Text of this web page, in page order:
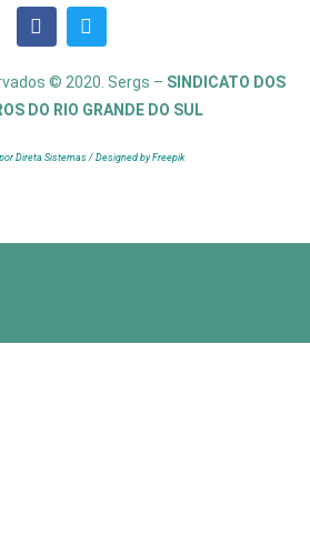
© 2020. Sergs – SINDICATO DOS
DO RIO GRANDE DO SUL
Direta Sistemas / Designed by Freepik